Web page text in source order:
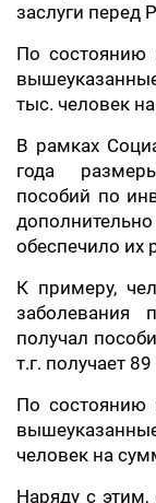
заслуги перед
По состоянию
тыс. человек
В рамках
года
пособий по
обеспечило их
К примеру,
получал
т.г. получает
По состоянию
человек на
Наряду с этим,